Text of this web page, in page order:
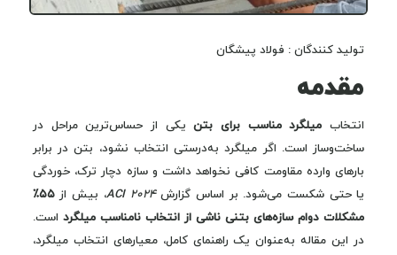
تولید کنندگان : فولاد پیشگان
مقدمه
انتخاب میلگرد مناسب برای بتنیکی از حساس‌ترین مراحل در
ساخت‌وساز است. اگر میلگرد به‌درستی انتخاب نشود، بتن در برابر
بارهای وارده مقاومت کافی نخواهد داشت و سازه دچار ترک، خوردگی
یا حتی شکست می‌شود. بر اساس گزارشACI 2024، بیش از
۵۵٪
مشکلات دوام سازه‌های بتنی ناشی از انتخاب نامناسب میلگرد است.
در این مقاله به‌عنوان یک راهنمای کامل، معیارهای انتخاب میلگرد،